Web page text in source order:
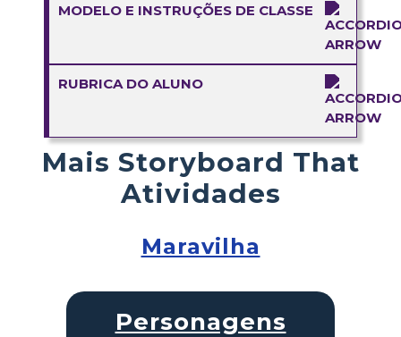
MODELO E INSTRUÇÕES DE CLASSE
RUBRICA DO ALUNO
Mais Storyboard That
Atividades
Maravilha
Personagens